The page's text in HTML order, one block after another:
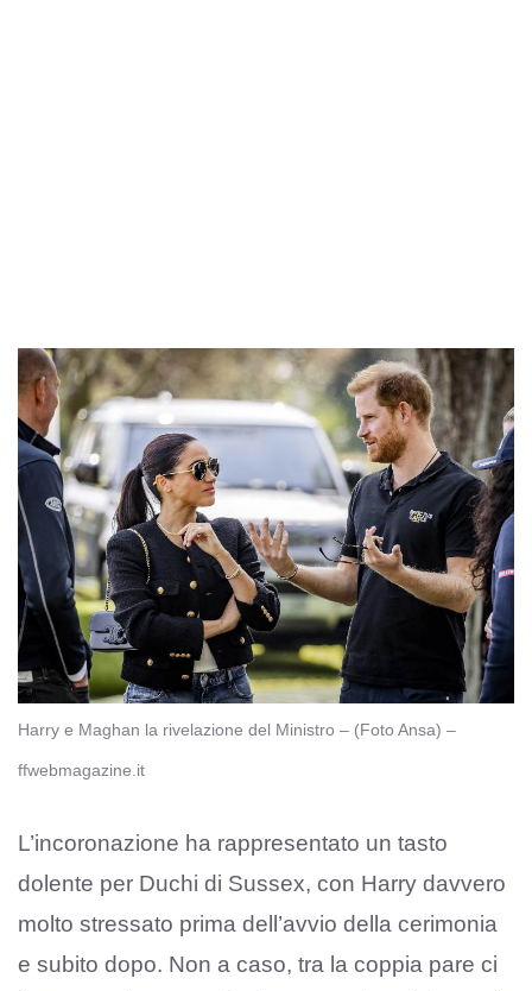
Harry e Maghan la rivelazione del Ministro – (Foto Ansa) –
ffwebmagazine.it
L’incoronazione ha rappresentato un tasto
dolente per Duchi di Sussex, con Harry davvero
molto stressato prima dell’avvio della cerimonia
e subito dopo. Non a caso, tra la coppia pare ci